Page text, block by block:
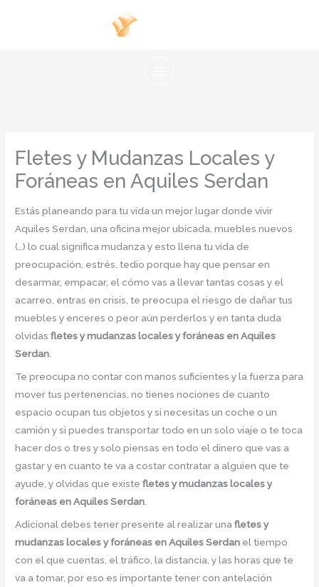
Fletes y Mudanzas Locales y
Foráneas en Aquiles Serdan
Estás planeando para tu vida un mejor lugar donde vivir
Aquiles Serdan, una oficina mejor ubicada, muebles nuevos
(…) lo cual significa mudanza y esto llena tu vida de
preocupación, estrés, tedio porque hay que pensar en
desarmar, empacar, el cómo vas a llevar tantas cosas y el
acarreo, entras en crisis, te preocupa el riesgo de dañar tus
muebles y enceres o peor aún perderlos y en tanta duda
olvidasfletes y mudanzas locales y foráneas en Aquiles
Serdan
Te preocupa no contar con manos suficientes y la fuerza para
mover tus pertenencias, no tienes nociones de cuanto
espacio ocupan tus objetos y si necesitas un coche o un
camión y si puedes transportar todo en un solo viaje o te toca
hacer dos o tres y solo piensas en todo el dinero que vas a
gastar y en cuanto te va a costar contratar a alguien que te
ayude, y olvidas que existefletes y mudanzas locales y
foráneas en Aquiles Serdan
Adicional debes tener presente al realizar unafletes y
mudanzas locales y foráneas en Aquiles Serdan el tiempo
con el que cuentas, el tráfico, la distancia, y las horas que te
va a tomar, por eso es importante tener con antelación